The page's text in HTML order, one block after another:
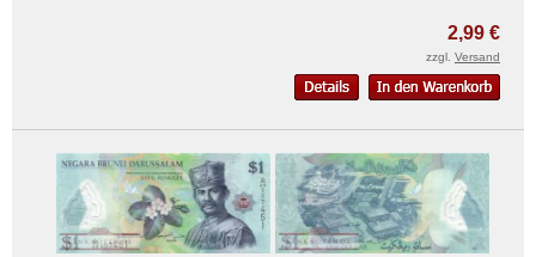
Timor
Turkmenistan
Usbekistan
Vereinigte Arabische Emirate
2,99 €
zzgl. Versand